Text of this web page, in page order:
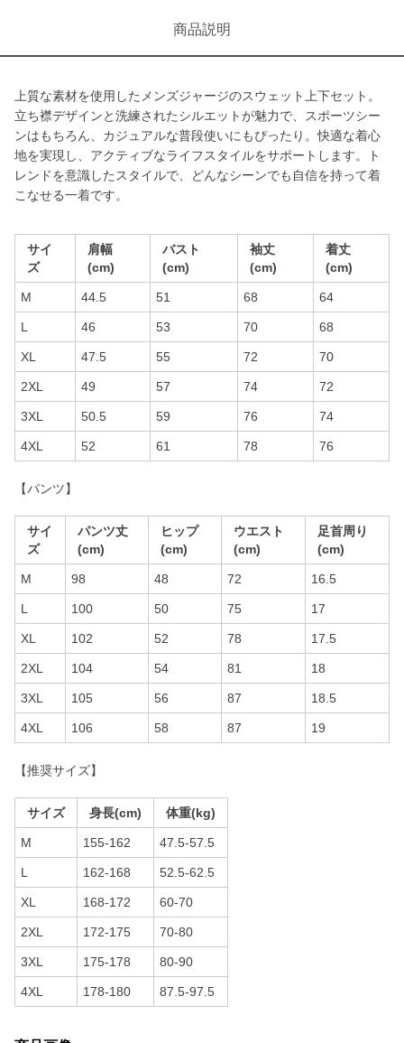
商品説明
上質な素材を使用したメンズジャージのスウェット上下セット。
立ち襟デザインと洗練されたシルエットが魅力で、スポーツシー
ンはもちろん、カジュアルな普段使いにもぴったり。快適な着心
地を実現し、アクティブなライフスタイルをサポートします。ト
レンドを意識したスタイルで、どんなシーンでも自信を持って着
こなせる一着です。
サイ
ズ
肩幅
(cm)
バスト
(cm)
袖丈
(cm)
着丈
(cm)
M 44.5 51 68 64
L 46 53 70 68
XL 47.5 55 72 70
2XL 49 57 74 72
3XL 50.5 59 76 74
4XL 52 61 78 76
【パンツ】
サイ
ズ
パンツ丈
(cm)
ヒップ
(cm)
ウエスト
(cm)
足首周り
(cm)
M 98 48 72 16.5
L 100 50 75 17
XL 102 52 78 17.5
2XL 104 54 81 18
3XL 105 56 87 18.5
4XL 106 58 87 19
【推奨サイズ】
サイズ 身長(cm) 体重(kg)
M 155-162 47.5-57.5
L 162-168 52.5-62.5
XL 168-172 60-70
2XL 172-175 70-80
3XL 175-178 80-90
4XL 178-180 87.5-97.5